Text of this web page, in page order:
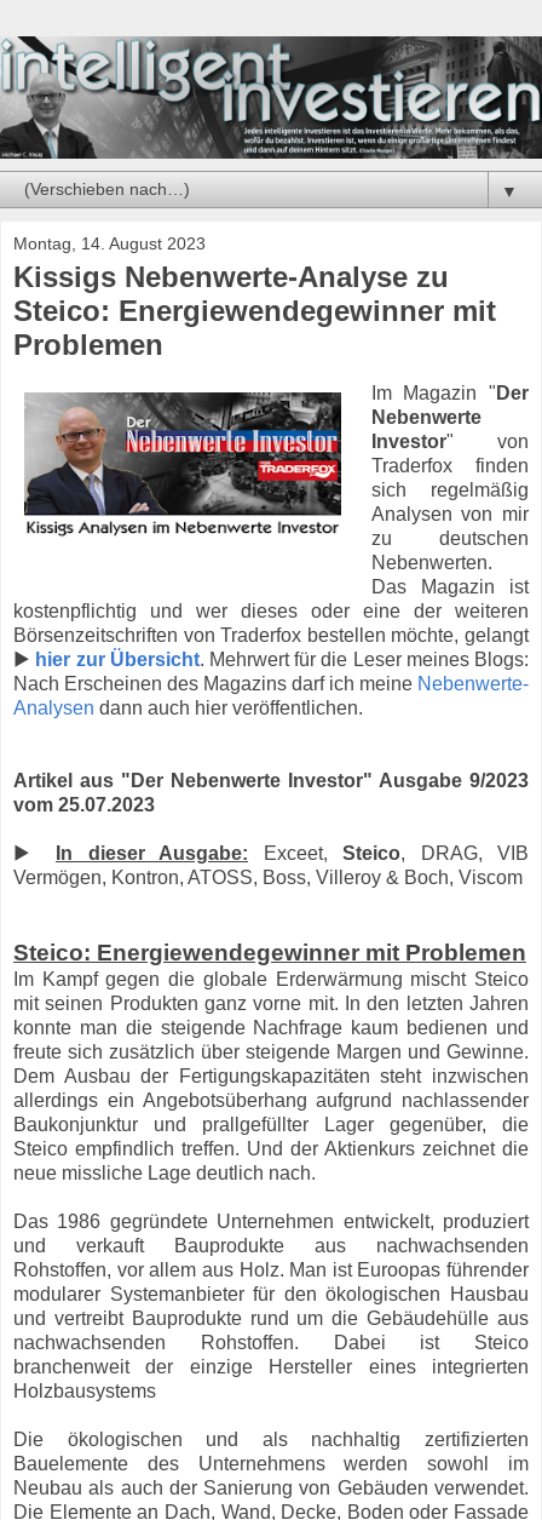
▼
Montag, 14. August 2023
Kissigs Nebenwerte-Analyse zu
Steico: Energiewendegewinner mit
Problemen
Im Magazin " Der
Nebenwerte
Investor" von
Traderfox finden
sich regelmäßig
Analysen von mir
zu deutschen
Nebenwerten.
Das Magazin ist
kostenpflichtig und wer dieses oder eine der weiteren
Börsenzeitschriften von Traderfox bestellen möchte, gelangt
▶ hier zur Übersicht. Mehrwert für die Leser meines Blogs:
Nach Erscheinen des Magazins darf ich meine Nebenwerte-
Analysen dann auch hier veröffentlichen.
Artikel aus "Der Nebenwerte Investor" Ausgabe 9/2023
vom 25.07.2023
▶ In dieser Ausgabe: Exceet, Steico, DRAG, VIB
Vermögen, Kontron, ATOSS, Boss, Villeroy & Boch, Viscom
Steico: Energiewendegewinner mit Problemen
Im Kampf gegen die globale Erderwärmung mischt Steico
mit seinen Produkten ganz vorne mit. In den letzten Jahren
konnte man die steigende Nachfrage kaum bedienen und
freute sich zusätzlich über steigende Margen und Gewinne.
Dem Ausbau der Fertigungskapazitäten steht inzwischen
allerdings ein Angebotsüberhang aufgrund nachlassender
Baukonjunktur und prallgefüllter Lager gegenüber, die
Steico empfindlich treffen. Und der Aktienkurs zeichnet die
neue missliche Lage deutlich nach.
Das 1986 gegründete Unternehmen entwickelt, produziert
und verkauft Bauprodukte aus nachwachsenden
Rohstoffen, vor allem aus Holz. Man ist Euroopas führender
modularer Systemanbieter für den ökologischen Hausbau
und vertreibt Bauprodukte rund um die Gebäudehülle aus
nachwachsenden Rohstoffen. Dabei ist Steico
branchenweit der einzige Hersteller eines integrierten
Holzbausystems
Die ökologischen und als nachhaltig zertifizierten
Bauelemente des Unternehmens werden sowohl im
Neubau als auch der Sanierung von Gebäuden verwendet.
Die Elemente an Dach, Wand, Decke, Boden oder Fassade